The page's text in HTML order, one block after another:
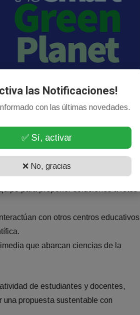
Bachillerato y Ciclos Formativos
para proponer soluciones a retos
con otros centros educativos
que abarcan ciencias de la
de estudiantes y docentes,
una propuesta sustentable con
las Notificaciones!
con las últimas novedades.
✅ Sí, activar
❌ No, gracias